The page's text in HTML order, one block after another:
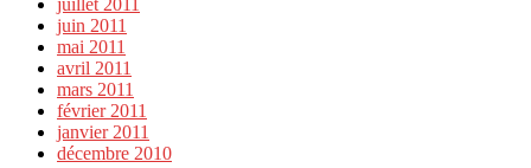
juin 2011
mai 2011
avril 2011
mars 2011
février 2011
janvier 2011
décembre 2010